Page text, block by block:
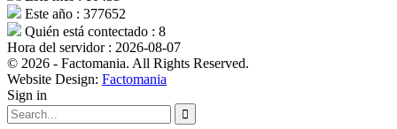
Este año : 377652
Quién está contectado : 8
Hora del servidor : 2026-08-07
© 2026 - Factomania. All Rights Reserved.
Website Design: Factomania
Sign in